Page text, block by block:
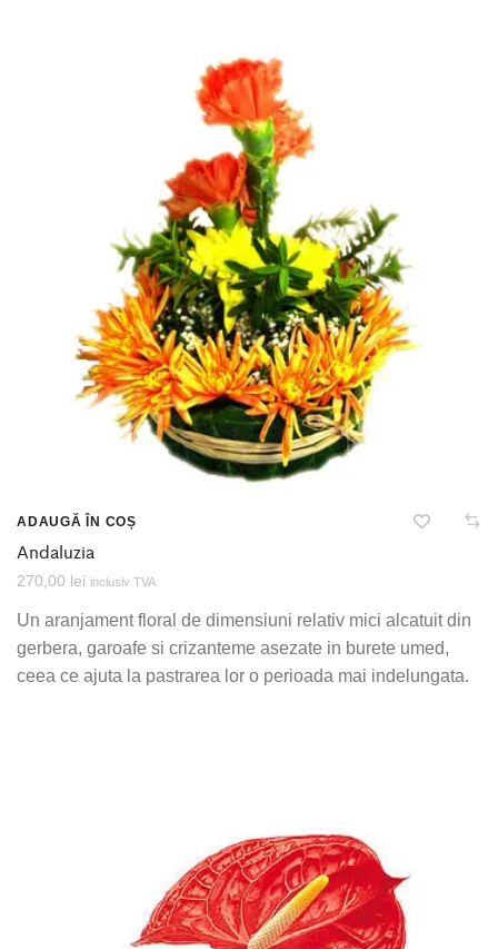
ADAUGĂ ÎN COȘ
Andaluzia
270,00 lei inclusiv TVA
Un aranjament floral de dimensiuni relativ mici alcatuit din
gerbera, garoafe si crizanteme asezate in burete umed,
ceea ce ajuta la pastrarea lor o perioada mai indelungata.